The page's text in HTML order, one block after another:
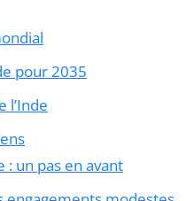
pour 2035
l’Inde
un pas en avant